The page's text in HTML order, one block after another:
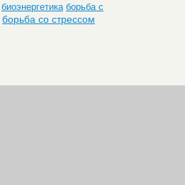
биоэнергетика борьба с
борьба со стрессом